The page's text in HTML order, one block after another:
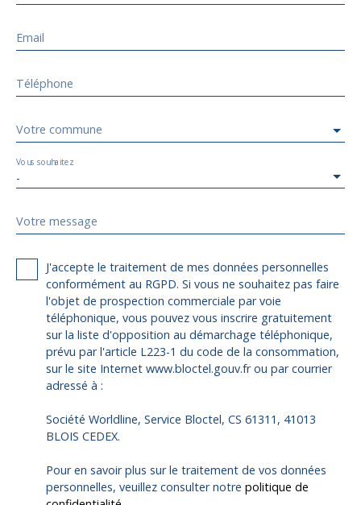
Email
Téléphone
Votre commune
-
Vous souhaitez
Votre message
J'accepte le traitement de mes données personnelles
conformément au RGPD. Si vous ne souhaitez pas faire
l'objet de prospection commerciale par voie
téléphonique, vous pouvez vous inscrire gratuitement
sur la liste d'opposition au démarchage téléphonique,
prévu par l'article L223-1 du code de la consommation,
sur le site Internet www.bloctel.gouv.fr ou par courrier
adressé à :
Société Worldline, Service Bloctel, CS 61311, 41013
BLOIS CEDEX.
Pour en savoir plus sur le traitement de vos données
personnelles, veuillez consulter notre politique de